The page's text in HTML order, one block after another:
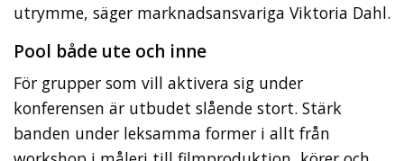
utrymme, säger marknadsansvariga Viktoria Dahl.
Pool både ute och inne
För grupper som vill aktivera sig under
konferensen är utbudet slående stort. Stärk
banden under leksamma former i allt från